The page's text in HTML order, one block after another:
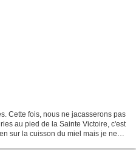
Cette fois, nous ne jacasserons pas
au pied de la Sainte Victoire, c'est
sur la cuisson du miel mais je ne